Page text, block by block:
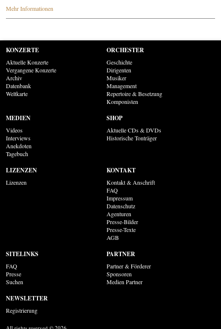
Mehr Informationen
KONZERTE
Aktuelle Konzerte
Vergangene Konzerte
Archiv
Datenbank
Weltkarte
ORCHESTER
Geschichte
Dirigenten
Musiker
Management
Repertoire & Besetzung
Komponisten
MEDIEN
Videos
Interviews
Anekdoten
Tagebuch
SHOP
Aktuelle CDs & DVDs
Historische Tonträger
LIZENZEN
Lizenzen
KONTAKT
Kontakt & Anschrift
FAQ
Impressum
Datenschutz
Agenturen
Presse-Bilder
Presse-Texte
AGB
SITELINKS
FAQ
Presse
Suchen
PARTNER
Partner & Förderer
Sponsoren
Medien Partner
NEWSLETTER
Registrierung